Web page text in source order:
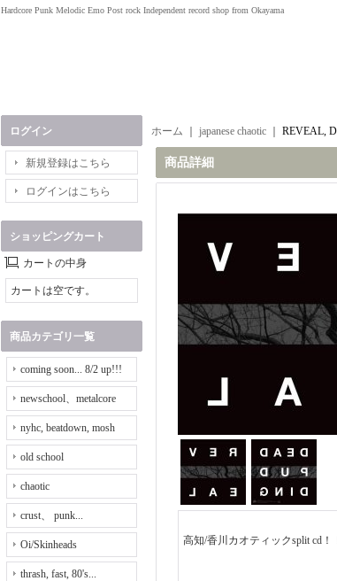
Hardcore Punk Melodic Emo Post rock Independent record shop from Okayama
ログイン
新規登録はこちら
ログインはこちら
ショッピングカート
カートの中身
カートは空です。
商品カテゴリ一覧
coming soon... 8/2 up!!!
newschool、metalcore
nyhc, beatdown, mosh
old school
chaotic
crust、 punk...
Oi/Skinheads
thrash, fast, 80's...
ホーム japanese chaotic REVEAL,
商品詳細
高知/香川カオティックsplit cd！